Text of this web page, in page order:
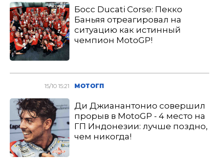
Босс Ducati Corse: Пекко
Баньяя отреагировал на
ситуацию как истинный
чемпион MotoGP!
15/10 15:21 МОТОГП
Ди Джианантонио совершил
прорыв в MotoGP - 4 место на
ГП Индонезии: лучше поздно,
чем никогда!